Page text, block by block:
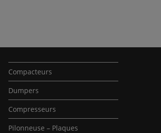
Compacteurs
Dumpers
Compresseurs
Pilonneuse – Plaques